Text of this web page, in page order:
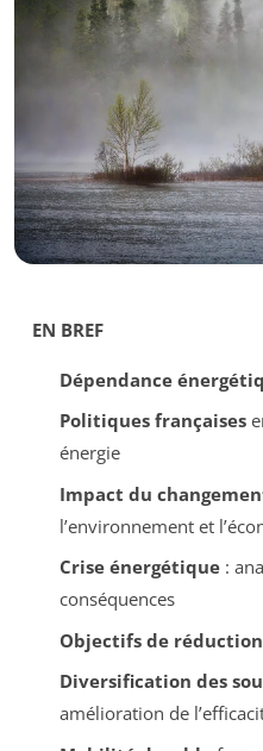
EN BREF
Dépendance
Politiques françaises
énergie
Impact du
l’environnement et
Crise énergétique:
conséquences
Objectifs de réduction
Diversification des
amélioration de